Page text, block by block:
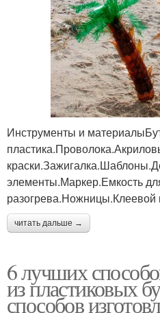
Инструменты и
элементы.Маркер.Емкость
разогрева.Ножницы.Клеевой
читать дальше →
6 лучших
из пластиковых
способов